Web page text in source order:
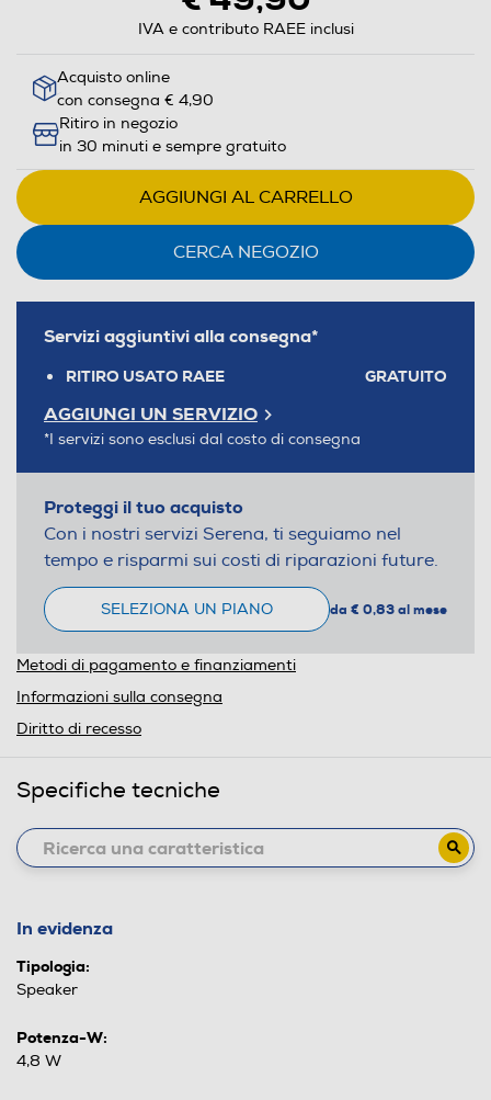
IVA e contributo RAEE inclusi
Acquisto online
con consegna € 4,90
Ritiro in negozio
in 30 minuti e sempre gratuito
AGGIUNGI AL CARRELLO
CERCA NEGOZIO
Servizi aggiuntivi alla consegna*
RITIRO USATO RAEE GRATUITO
AGGIUNGI UN SERVIZIO
*I servizi sono esclusi dal costo di consegna
Proteggi il tuo acquisto
Con i nostri servizi Serena, ti seguiamo nel
tempo e risparmi sui costi di riparazioni future.
SELEZIONA UN PIANO da € 0,83 al mese
Metodi di pagamento e finanziamenti
Informazioni sulla consegna
Diritto di recesso
Specifiche tecniche
In evidenza
Tipologia:
Speaker
Potenza-W:
4,8 W